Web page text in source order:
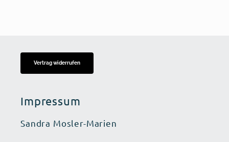
Vertrag widerrufen
Impressum
Sandra Mosler-Marien